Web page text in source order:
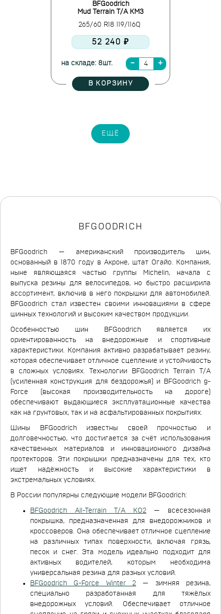
BFGoodrich
Mud Terrain T/A KM3
265/60 R18 119/116Q
52 240 ₽
на складе: 8шт.
В КОРЗИНУ
ЕЩЁ
BFGOODRICH
BFGoodrich — американский производитель шин,
основанный в 1870 году в Акроне, штат Огайо. Компания,
ныне являющаяся частью группы Michelin, начала с
выпуска резины для велосипедов, но быстро расширила
ассортимент, включив в него покрышки для автомобилей.
BFGoodrich стал известен своими инновациями в сфере
шинных технологий и высоким качеством продукции.
Особенностью шин BFGoodrich является их
ориентированность на внедорожные и спортивные
характеристики. Компания активно разрабатывает резину,
которая обеспечивает отличное сцепление и устойчивость
в сложных условиях. Технологии BFGoodrich Terrain T/A
(усиленная конструкция для бездорожья) и BFGoodrich g-
Force (высокая производительность на дороге)
обеспечивают выдающиеся эксплуатационные качества
как на грунтовых, так и на асфальтированных покрытиях.
Шины BFGoodrich известны своей прочностью и
долговечностью, что достигается за счёт использования
качественных материалов и инновационного дизайна
протекторов. Эти покрышки предназначены для тех, кто
ищет надёжность и высокие характеристики в
экстремальных условиях.
В России популярны следующие модели BFGoodrich:
BFGoodrich All-Terrain T/A KO2 — всесезонная
покрышка, предназначенная для внедорожников и
кроссоверов. Она обеспечивает отличное сцепление
на различных типах поверхности, включая грязь,
песок и снег. Эта модель идеально подходит для
активных водителей, которым необходима
универсальная резина для разных условий.
BFGoodrich G-Force Winter 2 — зимняя резина,
специально разработанная для тяжёлых
внедорожных условий. Обеспечивает отличное